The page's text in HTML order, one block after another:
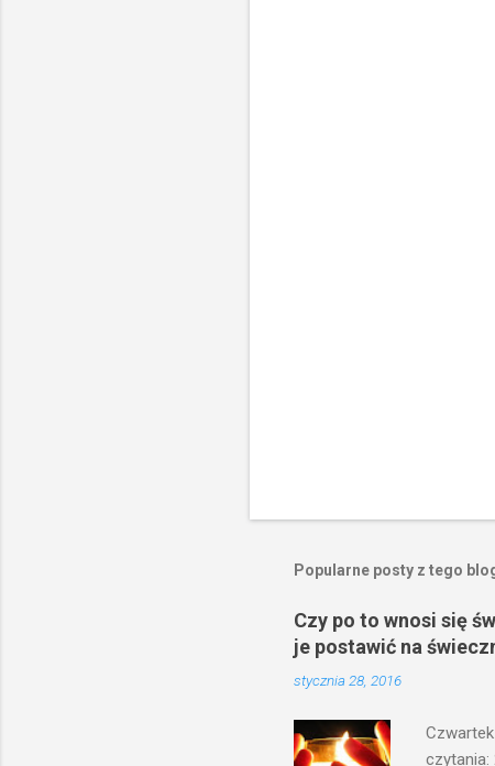
Popularne posty z tego
Czy po to wnosi się
je postawić na
stycznia 28, 2016
czytania: